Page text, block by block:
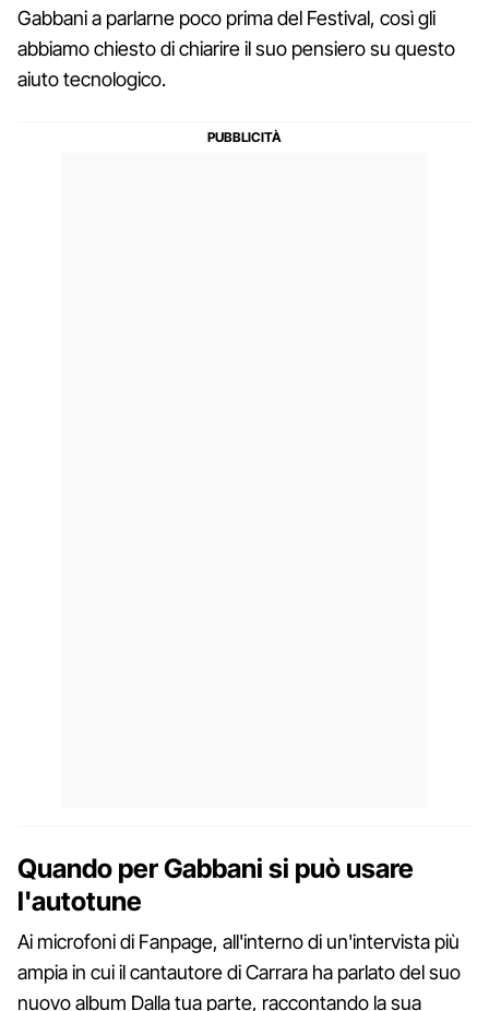
Gabbani a parlarne poco prima del Festival, così gli
abbiamo chiesto di chiarire il suo pensiero su questo
aiuto tecnologico.
Quando per Gabbani si può usare
l'autotune
Ai microfoni di Fanpage, all'interno di un'intervista più
ampia in cui il cantautore di Carrara ha parlato del suo
nuovo album Dalla tua parte, raccontando la sua